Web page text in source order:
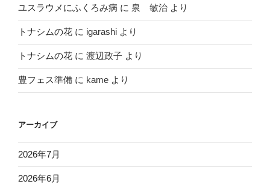
ユスラウメにふくろみ病 に 泉 敏治 より
トナシムの花 に igarashi より
トナシムの花 に 渡辺政子 より
豊フェス準備 に kame より
アーカイブ
2026年7月
2026年6月